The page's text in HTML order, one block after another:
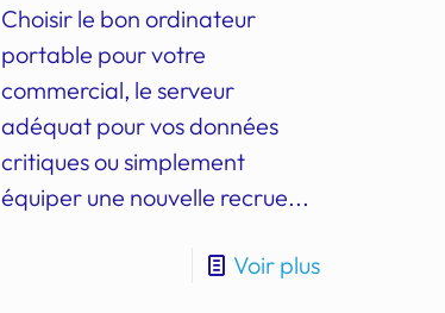
Choisir le bon ordinateur
portable pour votre
commercial, le serveur
adéquat pour vos données
critiques ou simplement
équiper une nouvelle recrue...
Voir plus